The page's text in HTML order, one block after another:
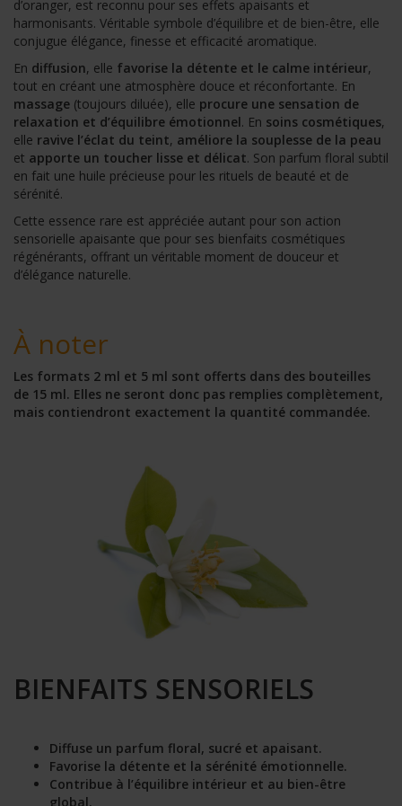
d’oranger, est reconnu pour ses effets apaisants et
harmonisants. Véritable symbole d’équilibre et de bien-être, elle
conjugue élégance, finesse et efficacité aromatique.
En diffusion, elle favorise la détente et le calme intérieur,
tout en créant une atmosphère douce et réconfortante. En
massage (toujours diluée), elle procure une sensation de
relaxation et d’équilibre émotionnel. En soins cosmétiques,
elle ravive l’éclat du teint, améliore la souplesse de la peau
et apporte un toucher lisse et délicat. Son parfum floral subtil
en fait une huile précieuse pour les rituels de beauté et de
sérénité.
Cette essence rare est appréciée autant pour son action
sensorielle apaisante que pour ses bienfaits cosmétiques
régénérants, offrant un véritable moment de douceur et
d’élégance naturelle.
À noter
Les formats 2 ml et 5 ml sont offerts dans des bouteilles
de 15 ml. Elles ne seront donc pas remplies complètement,
mais contiendront exactement la quantité commandée.
BIENFAITS SENSORIELS
Diffuse un parfum floral, sucré et apaisant.
Favorise la détente et la sérénité émotionnelle.
Contribue à l’équilibre intérieur et au bien-être
global.